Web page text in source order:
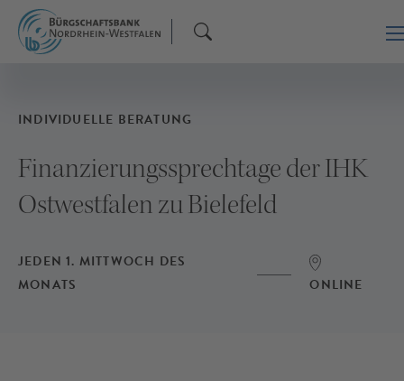
INDIVIDUELLE BERATUNG
Finanzierungssprechtage der IHK
Ostwestfalen zu Bielefeld
JEDEN 1. MITTWOCH DES
MONATS
ONLINE